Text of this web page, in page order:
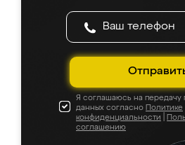
Я соглашаюсь на передачу
данных согласно Политике
конфиденциальности
соглашению